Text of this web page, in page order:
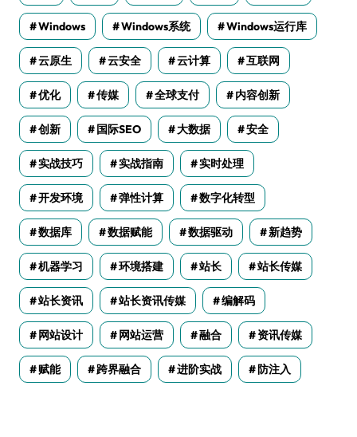
Windows Windows系统 Windows运行库
云原生 云安全 云计算 互联网
优化 传媒 全球支付 内容创新
创新 国际SEO 大数据 安全
实战技巧 实战指南 实时处理
开发环境 弹性计算 数字化转型
数据库 数据赋能 数据驱动 新趋势
机器学习 环境搭建 站长 站长传媒
站长资讯 站长资讯传媒 编解码
网站设计 网站运营 融合 资讯传媒
赋能 跨界融合 进阶实战 防注入